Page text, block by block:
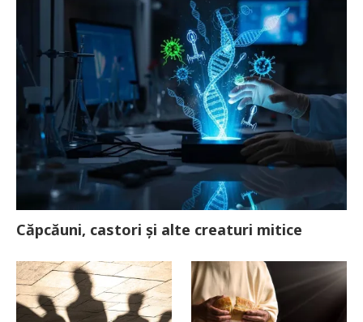
Căpcăuni, castori și alte creaturi mitice